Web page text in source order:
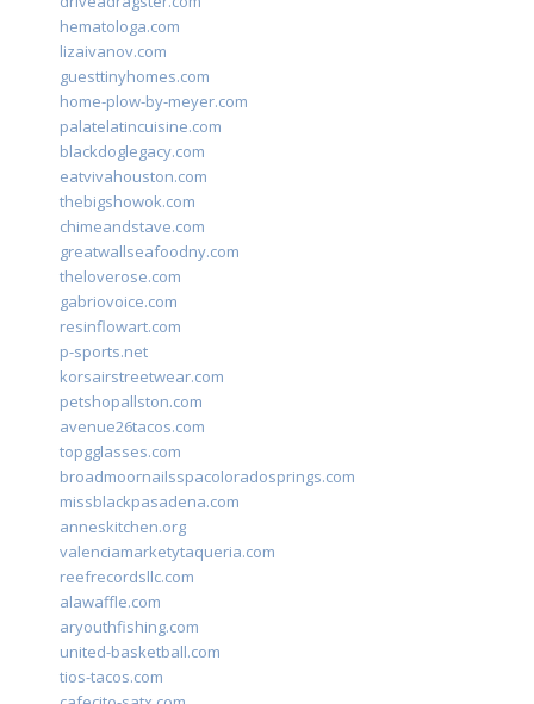
hematologa.com
lizaivanov.com
guesttinyhomes.com
home-plow-by-meyer.com
palatelatincuisine.com
blackdoglegacy.com
eatvivahouston.com
thebigshowok.com
chimeandstave.com
greatwallseafoodny.com
theloverose.com
gabriovoice.com
resinflowart.com
p-sports.net
korsairstreetwear.com
petshopallston.com
avenue26tacos.com
topgglasses.com
broadmoornailsspacoloradosprings.com
missblackpasadena.com
anneskitchen.org
valenciamarketytaqueria.com
reefrecordsllc.com
alawaffle.com
aryouthfishing.com
united-basketball.com
tios-tacos.com